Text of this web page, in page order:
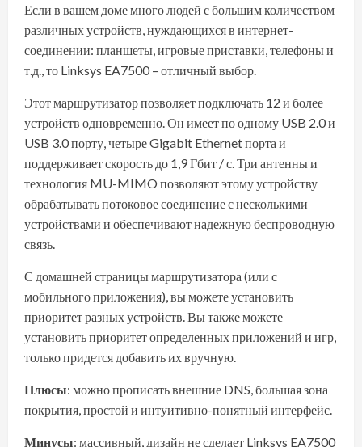
Если в вашем доме много людей с большим количеством
различных устройств, нуждающихся в интернет-
соединении: планшеты, игровые приставки, телефоны и
т.д., то Linksys EA7500 – отличный выбор.
Этот маршрутизатор позволяет подключать 12 и более
устройств одновременно. Он имеет по одному USB 2.0 и
USB 3.0 порту, четыре Gigabit Ethernet порта и
поддерживает скорость до 1,9 Гбит / с. Три антенны и
технология MU-MIMO позволяют этому устройству
обрабатывать потоковое соединение с несколькими
устройствами и обеспечивают надежную беспроводную
связь.
С домашней страницы маршрутизатора (или с
мобильного приложения), вы можете установить
приоритет разных устройств. Вы также можете
установить приоритет определенных приложений и игр,
только придется добавить их вручную.
Плюсы: можно прописать внешние DNS, большая зона
покрытия, простой и интуитивно-понятный интерфейс.
Минусы: массивный, дизайн не сделает Linksys EA7500